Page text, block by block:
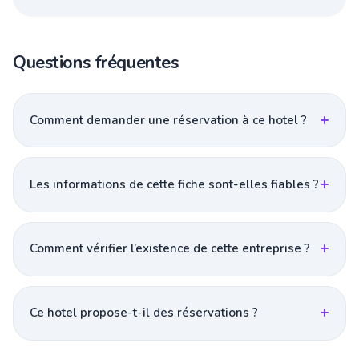
Questions fréquentes
Comment demander une réservation à ce hotel ?
Les informations de cette fiche sont-elles fiables ?
Comment vérifier l’existence de cette entreprise ?
Ce hotel propose-t-il des réservations ?